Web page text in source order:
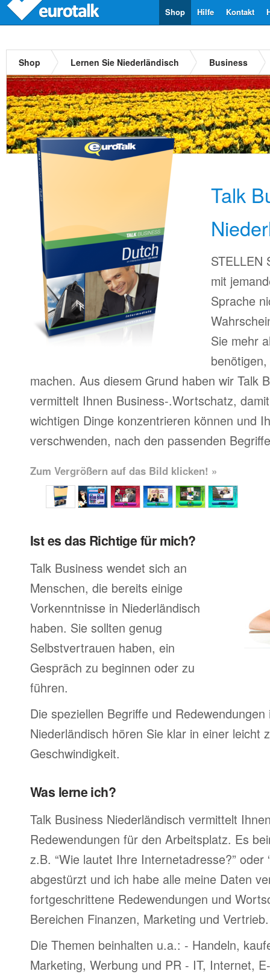
Kontakt
Hilfe
Shop
Shop Lernen Sie Niederländisch Business
Talk
STELLEN
mit
Sprache
Sie mehr
machen. Aus diesem Grund haben wir Talk
vermittelt Ihnen Business-.Wortschatz,
wichtigen Dinge konzentrieren können und
verschwenden, nach den passenden
Zum Vergrößern auf das Bild klicken! »
Ist es das Richtige für mich?
Talk Business wendet sich an
Menschen, die bereits einige
Vorkenntnisse in Niederländisch
haben. Sie sollten genug
Selbstvertrauen haben, ein
Gespräch zu beginnen oder zu
führen.
Die speziellen Begriffe und Redewendungen
Niederländisch hören Sie klar in einer leicht
Geschwindigkeit.
Was lerne ich?
Talk Business Niederländisch vermittelt
Redewendungen für den Arbeitsplatz. Es
z.B. “Wie lautet Ihre Internetadresse?” oder
abgestürzt und ich habe alle meine Daten
fortgeschrittene Redewendungen und
Bereichen Finanzen, Marketing und Vertrieb.
Die Themen beinhalten u.a.: - Handeln,
Marketing, Werbung und PR - IT, Internet,